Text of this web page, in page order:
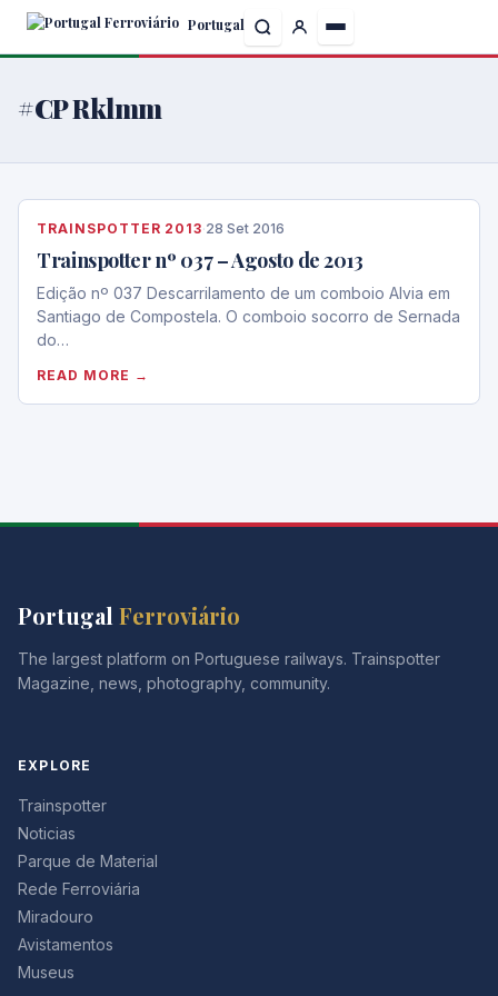
Skip
content
Portugal
#CP Rklmm
TRAINSPOTTER 2013·28 Set 2016
Trainspotter nº 037 – Agosto de 2013
Edição nº 037 Descarrilamento de um comboio Alvia em
Santiago de Compostela. O comboio socorro de Sernada
do…
READ MORE →
Portugal Ferroviário
The largest platform on Portuguese railways. Trainspotter
Magazine, news, photography, community.
EXPLORE
Trainspotter
Noticias
Parque de Material
Rede Ferroviária
Miradouro
Avistamentos
Museus